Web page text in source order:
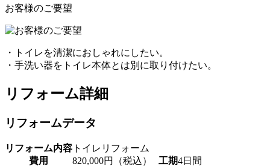
お客様のご要望
・トイレを清潔におしゃれにしたい。
・手洗い器をトイレ本体とは別に取り付けたい。
リフォーム詳細
リフォームデータ
リフォーム内容 トイレリフォーム
費用
820,000円（税込） 工期4日間